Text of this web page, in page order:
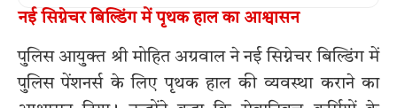
नई सिग्नेचर बिल्डिंग में पृथक हाल का आश्वासन
पुलिस आयुक्त श्री मोहित अग्रवाल ने नई सिग्नेचर बिल्डिंग में
पुलिस पेंशनर्स के लिए पृथक हाल की व्यवस्था कराने का